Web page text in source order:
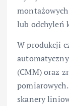
lub odchyleń
W produkcji
(CMM) oraz
skanery